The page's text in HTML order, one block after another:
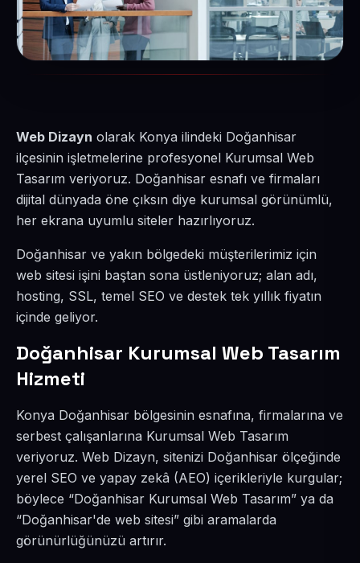
Web Dizayn olarak Konya ilindeki Doğanhisar
ilçesinin işletmelerine profesyonel Kurumsal Web
Tasarım veriyoruz. Doğanhisar esnafı ve firmaları
dijital dünyada öne çıksın diye kurumsal görünümlü,
her ekrana uyumlu siteler hazırlıyoruz.
Doğanhisar ve yakın bölgedeki müşterilerimiz için
web sitesi işini baştan sona üstleniyoruz; alan adı,
hosting, SSL, temel SEO ve destek tek yıllık fiyatın
içinde geliyor.
Doğanhisar Kurumsal Web Tasarım
Hizmeti
Konya Doğanhisar bölgesinin esnafına, firmalarına ve
serbest çalışanlarına Kurumsal Web Tasarım
veriyoruz. Web Dizayn, sitenizi Doğanhisar ölçeğinde
yerel SEO ve yapay zekâ (AEO) içerikleriyle kurgular;
böylece “Doğanhisar Kurumsal Web Tasarım” ya da
“Doğanhisar'de web sitesi” gibi aramalarda
görünürlüğünüzü artırır.